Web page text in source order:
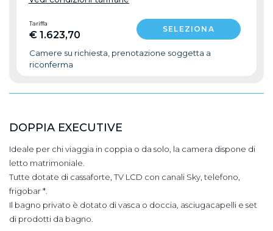
Tariffa
€ 1.623,70
Camere su richiesta, prenotazione soggetta a
riconferma
DOPPIA EXECUTIVE
Ideale per chi viaggia in coppia o da solo, la camera dispone di
letto matrimoniale.
Tutte dotate di cassaforte, TV LCD con canali Sky, telefono,
frigobar *.
Il bagno privato è dotato di vasca o doccia, asciugacapelli e set
di prodotti da bagno.